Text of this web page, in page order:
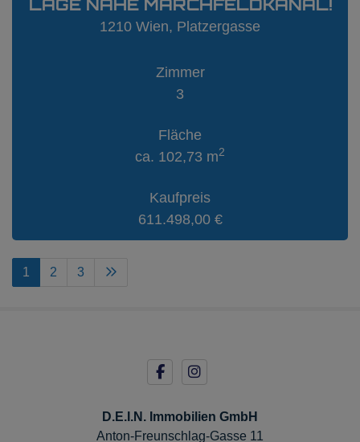
LAGE NÄHE MARCHFELDKANAL!
1210 Wien, Platzergasse
Zimmer
3
Fläche
ca. 102,73 m2
Kaufpreis
611.498,00 €
1 2 3
D.E.I.N. Immobilien GmbH
Anton-Freunschlag-Gasse 11